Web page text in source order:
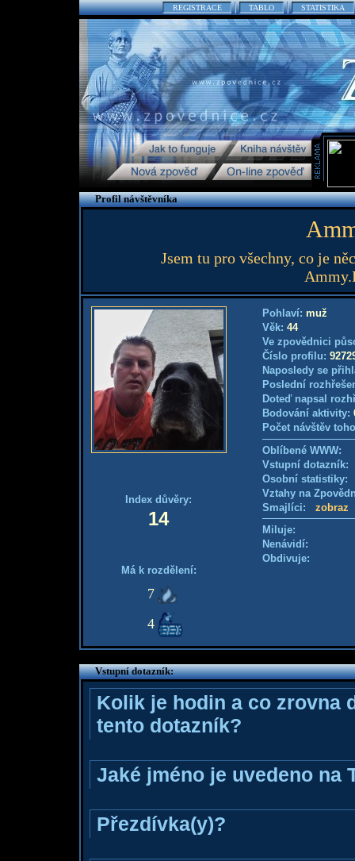
REGISTRACE TABLO STATISTIKA
Profil návštěvníka
Jsem tu pro všechny, co je
Index důvěry:
14
Má k rozdělení:
7
4
Pohlaví: muž
Věk: 44
Ve zpovědnici
Číslo profilu:
Naposledy se
Poslední
Doteď napsal
Bodování aktivity:
Počet návštěv
Oblíbené WWW:
Vstupní
Osobní
Vztahy na
Smajlíci: zobraz
Miluje:
Nenávidí:
Obdivuje:
Vstupní dotazník:
Kolik je hodin a co zrovna
tento dotazník?
Jaké jméno je uvedeno na
Přezdívka(y)?